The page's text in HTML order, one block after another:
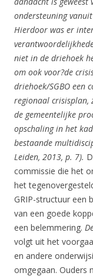
ondersteuning
Hierdoor was er
niet in de driehoek
om ook voor?de
driehoek/SGBO een
regionaal crisisplan,
de gemeentelijke
opschaling in het
bestaande
Leiden, 2013, p. 7).
commissie die het
het
GRIP-structuur een
van een goede
een belemmering.
volgt uit het
en andere
omgegaan. Ouders